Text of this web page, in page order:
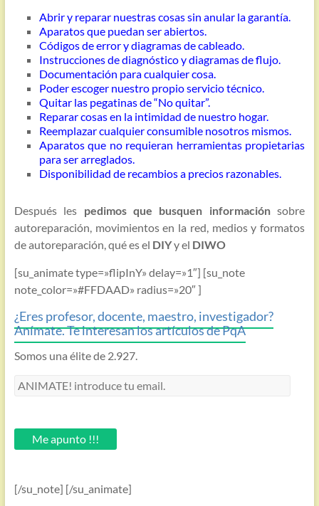
Abrir y reparar nuestras cosas sin anular la garantía.
Aparatos que puedan ser abiertos.
Códigos de error y diagramas de cableado.
Instrucciones de diagnóstico y diagramas de flujo.
Documentación para cualquier cosa.
Poder escoger nuestro propio servicio técnico.
Quitar las pegatinas de “No quitar”.
Reparar cosas en la intimidad de nuestro hogar.
Reemplazar cualquier consumible nosotros mismos.
Aparatos que no requieran herramientas propietarias
para ser arreglados.
Disponibilidad de recambios a precios razonables.
Después les pedimos que busquen informaciónsobre
autoreparación, movimientos en la red, medios y formatos
de autoreparación, qué es el DIYy el DIWO
[su_animate type=»flipInY» delay=»1″] [su_note
note_color=»#FFDAAD» radius=»20″ ]
¿Eres profesor, docente, maestro, investigador?
Anímate. Te interesan los artículos de PqA
Somos una élite de 2.927.
ANIMATE!
email.Me apunto !!!
[/su_note] [/su_animate]